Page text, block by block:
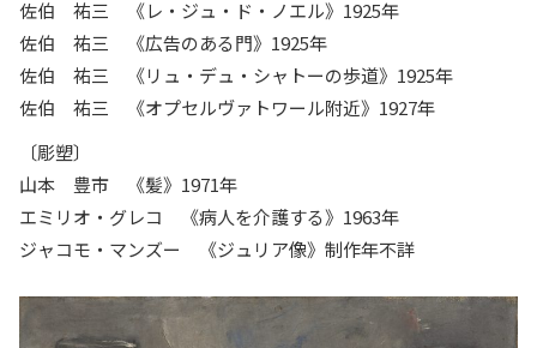
佐伯 祐三 《レ・ジュ・ド・ノエル》1925年
佐伯 祐三 《広告のある門》1925年
佐伯 祐三 《リュ・デュ・シャトーの歩道》1925年
佐伯 祐三 《オプセルヴァトワール附近》1927年
〔彫塑〕
山本 豊市 《髪》1971年
エミリオ・グレコ 《病人を介護する》1963年
ジャコモ・マンズー 《ジュリア像》制作年不詳